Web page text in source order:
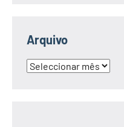
Arquivo
Arquivo